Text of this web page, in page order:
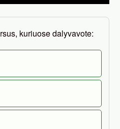
kuriuose dalyvavote: